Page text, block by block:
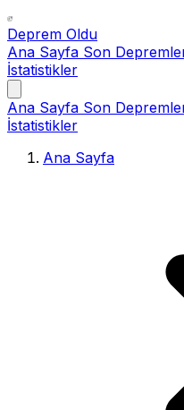
Deprem Oldu
Ana Sayfa Son
İstatistikler
Ana Sayfa Son
İstatistikler
Ana Sayfa